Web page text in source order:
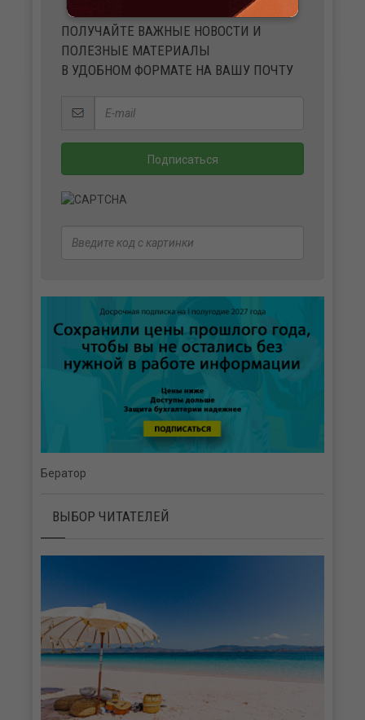
ПОЛУЧАЙТЕ ВАЖНЫЕ НОВОСТИ И
ПОЛЕЗНЫЕ МАТЕРИАЛЫ
В УДОБНОМ ФОРМАТЕ НА ВАШУ ПОЧТУ
Бератор
ВЫБОР ЧИТАТЕЛЕЙ